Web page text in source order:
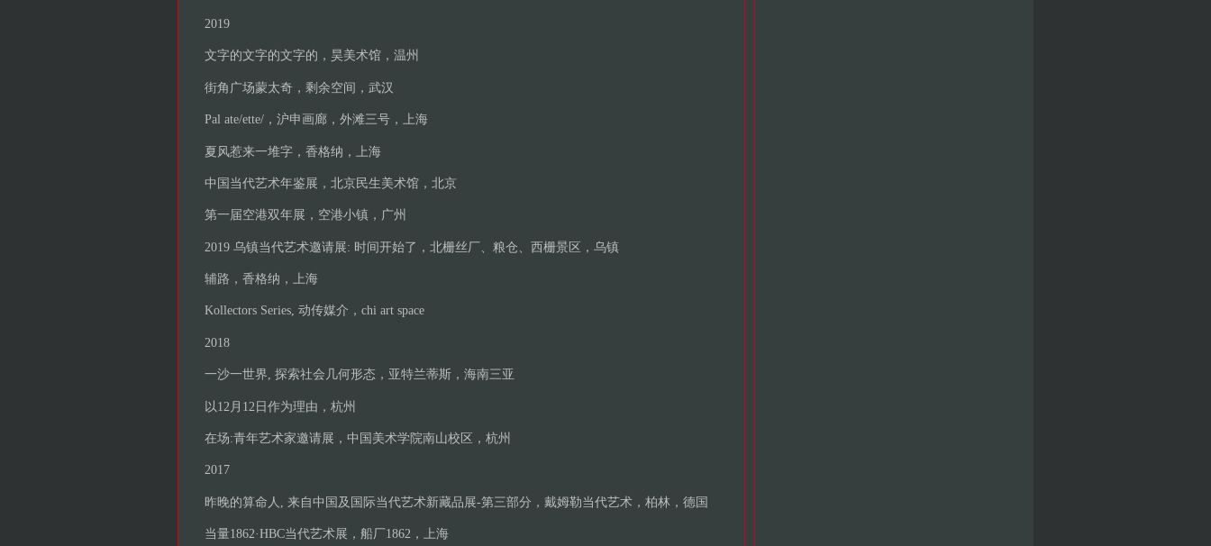
2019
文字的文字的文字的，昊美术馆，温州
街角广场蒙太奇，剩余空间，武汉
Pal ate/ette/，沪申画廊，外滩三号，上海
夏风惹来一堆字，香格纳，上海
中国当代艺术年鉴展，北京民生美术馆，北京
第一届空港双年展，空港小镇，广州
2019 乌镇当代艺术邀请展: 时间开始了，北栅丝厂、粮仓、西栅景区，乌镇
辅路，香格纳，上海
Kollectors Series, 动传媒介，chi art space
2018
一沙一世界, 探索社会几何形态，亚特兰蒂斯，海南三亚
以12月12日作为理由，杭州
在场:青年艺术家邀请展，中国美术学院南山校区，杭州
2017
昨晚的算命人, 来自中国及国际当代艺术新藏品展-第三部分，戴姆勒当代艺术，柏林，德国
当量1862·HBC当代艺术展，船厂1862，上海